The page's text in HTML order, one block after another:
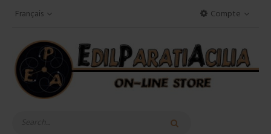
Compte
Français